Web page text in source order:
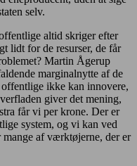
selv.
altid skriger efter
lidt for de resurser, de får
Martin Ågerup
marginalnytte af de
ikke kan innovere,
giver det mening,
får vi per krone. Der er
system, og vi kan ved
mange af værktøjerne, der er